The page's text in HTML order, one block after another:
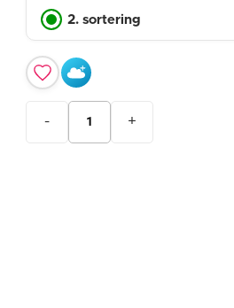
2. sortering
- +